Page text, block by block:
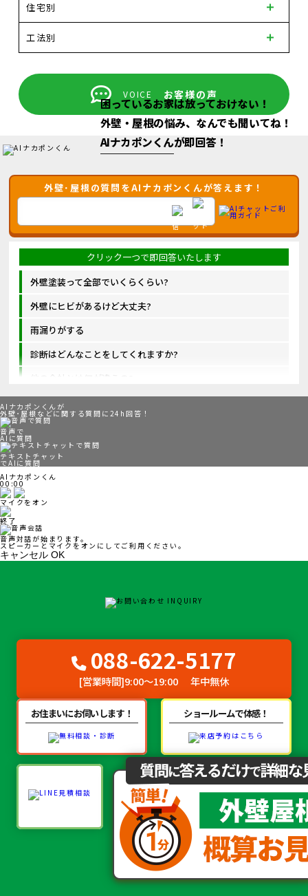
住宅別
工法別
VOICE お客様の声
困っているお家は放っておけない！
外壁・屋根の悩み、なんでも聞いてね！
AIナカポンくんが即回答！
外壁･屋根の質問をAIナカポンくんが答えます！
外壁塗装って全部でいくらくらい?
外壁にヒビがあるけど大丈夫?
雨漏りがする
診断はどんなことをしてくれますか?
他の会社とは何が違うの?
AIナカポンくんが
外壁･屋根などに関する質問に24h回答！
音声で
AIに質問
テキストチャット
でAIに質問
AIナカポンくん
00:00
マイクをオン
終了
音声対話が始まります。
スピーカーとマイクをオンにしてご利用ください。
キャンセル OK
088-622-5177
[営業時間]9:00～19:00 年中無休
お住まいにお伺いします！ ショールームで体感！